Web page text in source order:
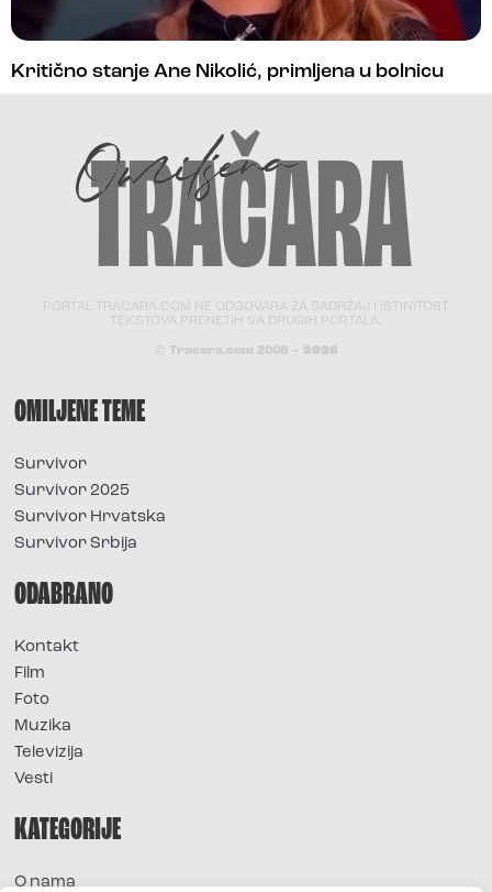
Kritično stanje Ane Nikolić, primljena u bolnicu
PORTAL TRACARA.COM NE ODGOVARA ZA SADRŽAJ I ISTINITOST
TEKSTOVA PRENETIH SA DRUGIH PORTALA.
© Tracara.com 2008 – 2026
OMILJENE TEME
Survivor
Survivor 2025
Survivor Hrvatska
Survivor Srbija
ODABRANO
Kontakt
Film
Foto
Muzika
Televizija
Vesti
KATEGORIJE
O nama